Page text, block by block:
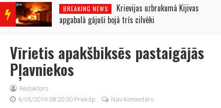
AKIN
NEW
BREAKING NEWS
Krievijas uzbrukumā Kijivas
apgabalā gājuši bojā trīs cilvēki
Vīrietis apakšbiksēs pastaigājās
Pļavniekos
Redaktors
6/05/2019 08:20:00 Priekšp.
Nav Komentāru